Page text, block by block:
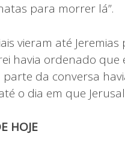
para morrer lá”.
vieram até
havia ordenado que
da conversa
o dia em que
HOJE